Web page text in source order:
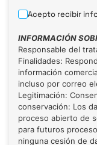
Acepto recibir
INFORMACIÓN
Responsable del
Finalidades:
información
incluso por correo
Legitimación:
conservación: Los
proceso abierto de
para futuros
ninguna cesión de